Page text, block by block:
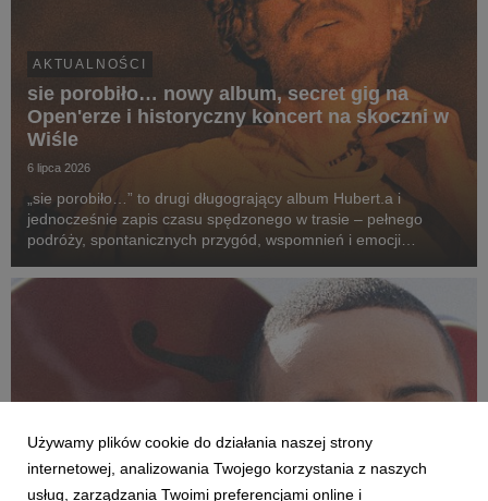
AKTUALNOŚCI
sie porobiło… nowy album, secret gig na
Open'erze i historyczny koncert na skoczni w
Wiśle
6 lipca 2026
„sie porobiło…” to drugi długogrający album Hubert.a i
jednocześnie zapis czasu spędzonego w trasie – pełnego
podróży, spontanicznych przygód, wspomnień i emocji
z kolorowych bloków na największe festiwale w kra...
Używamy plików cookie do działania naszej strony
internetowej, analizowania Twojego korzystania z naszych
usług, zarządzania Twoimi preferencjami online i